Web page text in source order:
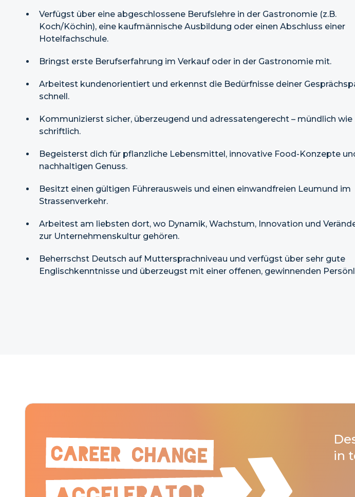
Verfügst über eine abgeschlossene Berufslehre in der Gastronomie (z.B.
Koch/Köchin), eine kaufmännische Ausbildung oder einen Abschluss einer
Hotelfachschule.
Bringst erste Berufserfahrung im Verkauf oder in der Gastronomie mit.
Arbeitest kundenorientiert und erkennst die Bedürfnisse deiner
schnell.
Kommunizierst sicher, überzeugend und adressatengerecht – mündlich wie
schriftlich.
Begeisterst dich für pflanzliche Lebensmittel, innovative Food-Konzepte
nachhaltigen Genuss.
Besitzt einen gültigen Führerausweis und einen einwandfreien Leumund im
Strassenverkehr.
Arbeitest am liebsten dort, wo Dynamik, Wachstum, Innovation und
zur Unternehmenskultur gehören.
Beherrschst Deutsch auf Muttersprachniveau und verfügst über sehr gute
Englischkenntnisse und überzeugst mit einer offenen, gewinnenden
in